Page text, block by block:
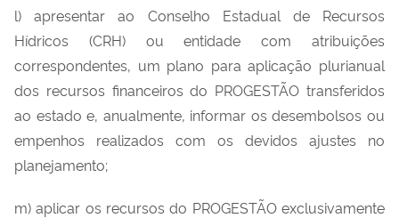
l) apresentar ao Conselho Estadual de Recursos
Hídricos (CRH) ou entidade com atribuições
correspondentes, um plano para aplicação plurianual
dos recursos financeiros do PROGESTÃO transferidos
ao estado e, anualmente, informar os desembolsos ou
empenhos realizados com os devidos ajustes no
planejamento;
m) aplicar os recursos do PROGESTÃO exclusivamente